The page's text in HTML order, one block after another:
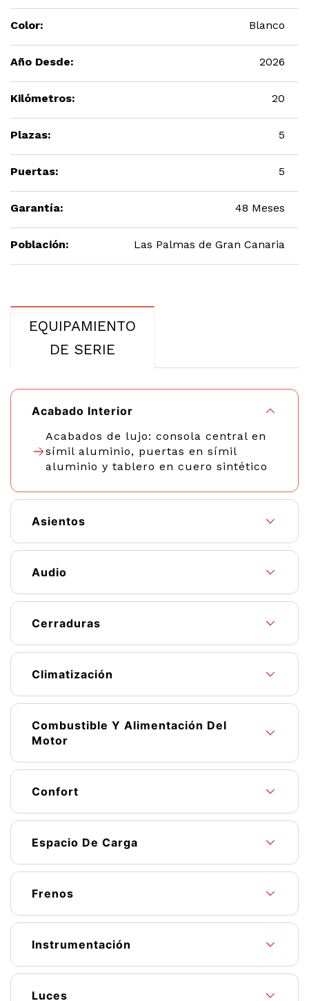
Color: Blanco
Año Desde: 2026
Kilómetros: 20
Plazas: 5
Puertas: 5
Garantía: 48 Meses
Población: Las Palmas de Gran Canaria
EQUIPAMIENTO
DE SERIE
Acabado Interior
Acabados de lujo: consola central en
símil aluminio, puertas en símil
aluminio y tablero en cuero sintético
Asientos
Audio
Cerraduras
Climatización
Combustible Y Alimentación Del
Motor
Confort
Espacio De Carga
Frenos
Instrumentación
Luces